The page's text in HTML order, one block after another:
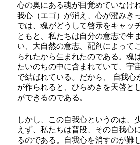
心の奥にある魂が目覚めていなけ
我心（エゴ）が消え、心が澄みき
では、魂がどうして啓示をキャッ
ともと、私たちは自分の意志で生
い、大自然の意志、配剤によって
られたから生まれたのである。魂
たいのちの中に含まれていて、宇
で結ばれている。だから、 自我心
が作られると、ひらめきを天啓と
ができるのである。
しかし、この自我心というのは、
えず、私たちは普段、その自我心
るのである。自我心を消すのが難